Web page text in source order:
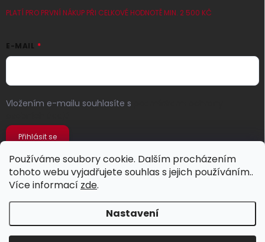
Používáme soubory cookie. Dalším procházením
tohoto webu vyjadřujete souhlas s jejich používáním..
Více informací zde.
Nastavení
PLATÍ PRO PRVNÍ NÁKUP PŘI CELKOVÉ HODNOTĚ MIN. 2 500 KČ
E-MAIL
Vložením e-mailu souhlasíte s
Přihlásit se